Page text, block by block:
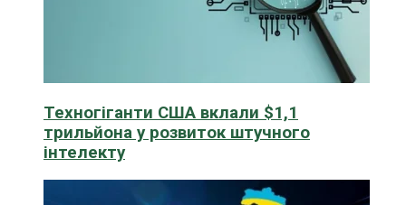
Техногіганти США вклали $1,1
трильйона у розвиток штучного
інтелекту